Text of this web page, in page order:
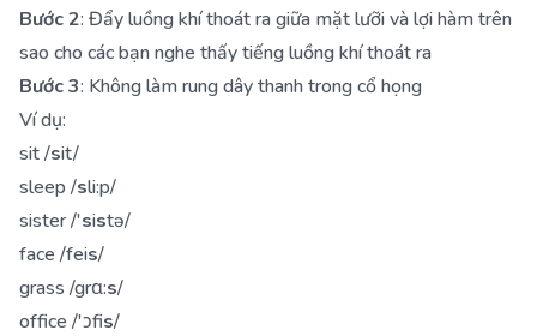
Bước 2: Đẩy luồng khí thoát ra giữa mặt lưỡi và lợi hàm trên
sao cho các bạn nghe thấy tiếng luồng khí thoát ra
Bước 3: Không làm rung dây thanh trong cổ họng
Ví dụ:
sit /sit/
sleep /sli:p/
sister /'sistə/
face /feis/
grass /grɑ:s/
office /'ɔfis/